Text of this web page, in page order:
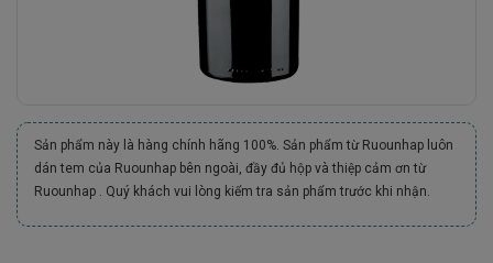
Sản phẩm này là hàng chính hãng 100%. Sản phẩm từ Ruounhap luôn
dán tem của Ruounhap bên ngoài, đầy đủ hộp và thiệp cảm ơn từ
Ruounhap . Quý khách vui lòng kiểm tra sản phẩm trước khi nhận.